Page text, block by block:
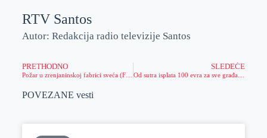
r
n
A
iRTV Santos
Autor: Redakcija radio televizije Santos
PRETHODNO
Požar u zrenjaninskoj fabrici sveća (FOTO)
SLEDEĆE
POVEZANE vesti